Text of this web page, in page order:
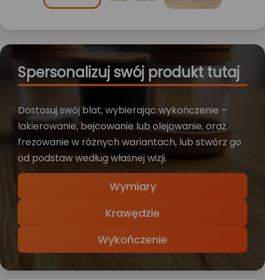
Spersonalizuj swój produkt tutaj
Dostosuj swój blat, wybierając wykończenie –
lakierowanie, bejcowanie lub olejowanie, oraz
frezowanie w różnych wariantach, lub stwórz go
od podstaw według własnej wizji.
Wymiary
Krawędzie
Wykończenie